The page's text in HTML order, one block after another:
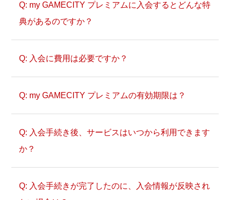
ださい。 お客様の登録メールアドレ
スにも、GAMECITY 市民IDを記載し
たメールが届きます。
で、同時に「my GAMECITYアカウント」
も抹消されます。
my GAMECITY プレミアムに入会するとどんな特
典があるのですか？
入会に費用は必要ですか？
my GAMECITY プレミアムの有効期限は？
入会手続き後、サービスはいつから利用できます
か？
入会手続きが完了したのに、入会情報が反映され